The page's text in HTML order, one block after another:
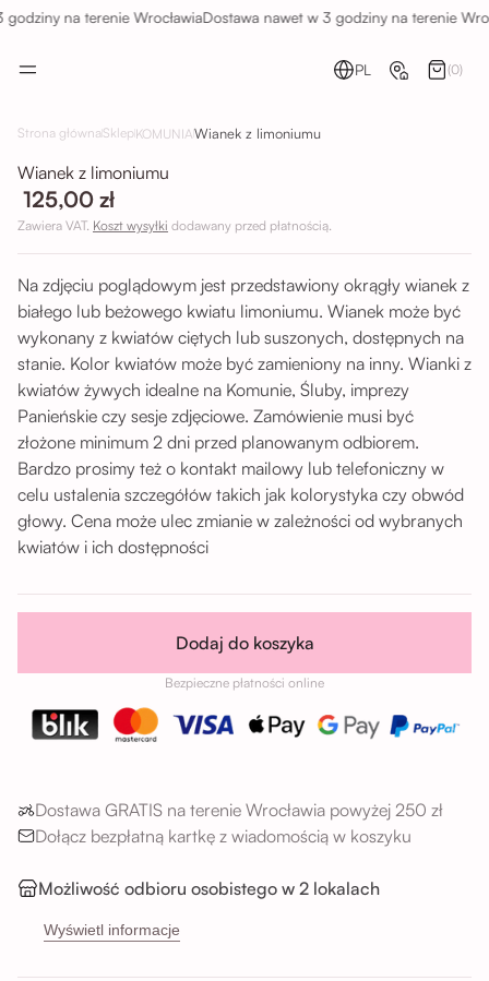
na terenie WrocławiaDostawa nawet w 3 godziny na terenie
PL (0)
Strona główna Sklep KOMUNIAWianek z limoniumu
Wianek z limoniumu
125,00 zł
Zawiera VAT. Koszt wysyłki dodawany przed płatnością.
Na zdjęciu poglądowym jest przedstawiony okrągły wianek z
białego lub beżowego kwiatu limoniumu. Wianek może być
wykonany z kwiatów ciętych lub suszonych, dostępnych na
stanie. Kolor kwiatów może być zamieniony na inny. Wianki z
kwiatów żywych idealne na Komunie, Śluby, imprezy
Panieńskie czy sesje zdjęciowe. Zamówienie musi być
złożone minimum 2 dni przed planowanym odbiorem.
Bardzo prosimy też o kontakt mailowy lub telefoniczny w
celu ustalenia szczegółów takich jak kolorystyka czy obwód
głowy. Cena może ulec zmianie w zależności od wybranych
kwiatów i ich dostępności
Dodaj do koszyka
Bezpieczne płatności online
Dostawa GRATIS na terenie Wrocławia powyżej 250 zł
Dołącz bezpłatną kartkę z wiadomością w koszyku
Możliwość odbioru osobistego w 2 lokalach
Sikorskiego 5H, 53-659 Wrocław
Wyświetl informacje